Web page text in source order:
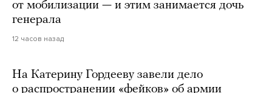
от мобилизации — и этим занимается дочь
генерала
12 часов назад
На Катерину Гордееву завели дело
о распространении «фейков» об армии